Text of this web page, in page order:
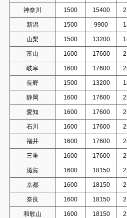
神奈川 1500 15400
新潟 1500 9900
山梨 1500 13200
富山 1600 17600
岐阜 1600 17600
長野 1500 13200
静岡 1600 17600
愛知 1600 17600
石川 1600 17600
福井 1600 17600
三重 1600 17600
滋賀 1600 18150
京都 1600 18150
奈良 1600 18150
和歌山 1600 18150